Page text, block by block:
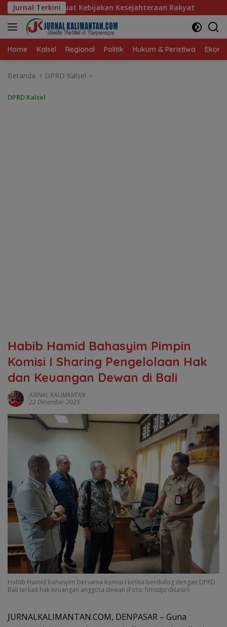
Langsung
ke
konten
Jurnal Terkini
Kesejahteraan Rakyat Baru 10 Persen,
Home Kalsel Regional Politik Hukum & Peristiwa
Beranda DPRD Kalsel
DPRD Kalsel
Habib Hamid Bahasyim Pimpin
Komisi I Sharing Pengelolaan Hak
dan Keuangan Dewan di Bali
JURNAL KALIMANTAN
22 Desember 2025
Habib Hamid bahasyim bersama komisi I ketika berdialog dengan DPRD
Bali terkait hak keuangan anggota dewan (Foto: hmsdprdklasel)
JURNALKALIMANTAN.COM, DENPASAR – Guna